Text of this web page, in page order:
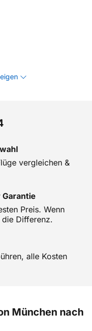
vergleichen &
Preis. Wenn
Differenz.
alle Kosten
München nach